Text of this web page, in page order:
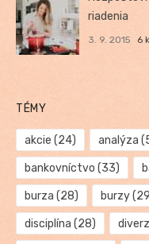
riadenia
3. 9. 2015 6
TÉMY
akcie (24) analýza
bankovníctvo (33)
burza (28) burzy
disciplína (28)